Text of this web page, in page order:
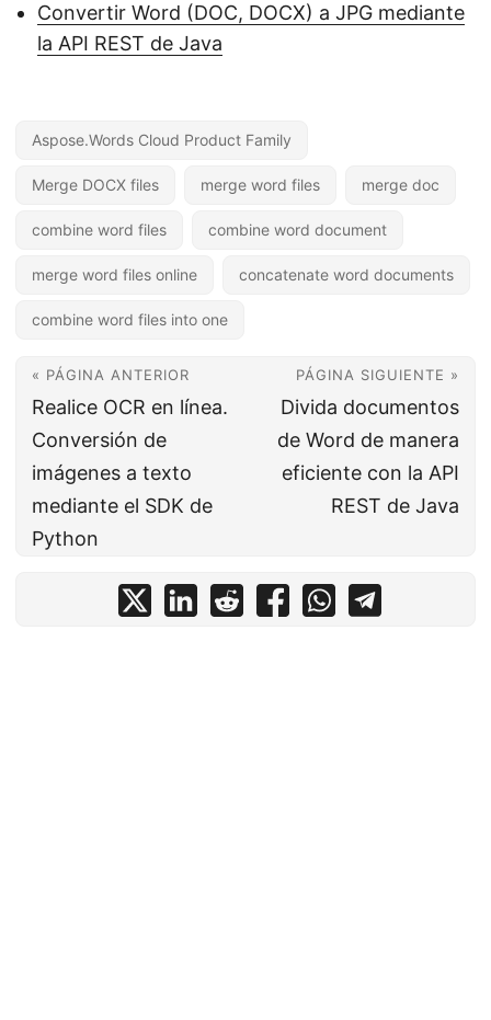
Convertir Word (DOC, DOCX) a JPG mediante
la API REST de Java
Aspose.Words Cloud Product Family
Merge DOCX files merge word files merge doc
combine word files combine word document
merge word files online concatenate word documents
combine word files into one
« PÁGINA ANTERIOR
Realice OCR en línea.
Conversión de
imágenes a texto
mediante el SDK de
Python
PÁGINA SIGUIENTE »
Divida documentos
de Word de manera
eficiente con la API
REST de Java